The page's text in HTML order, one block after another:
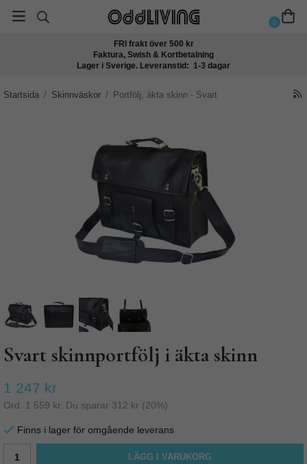
0
FRI frakt över 500 kr
Faktura, Swish & Kortbetalning
Lager i Sverige. Leveranstid: 1-3 dagar
Startsida / Skinnväskor / Portfölj, äkta skinn - Svart
Svart skinnportfölj i äkta skinn
1 247 kr
Ord. 1 559 kr . Du sparar 312 kr (20%)
Finns i lager för omgående leverans
LÄGG I VARUKORG